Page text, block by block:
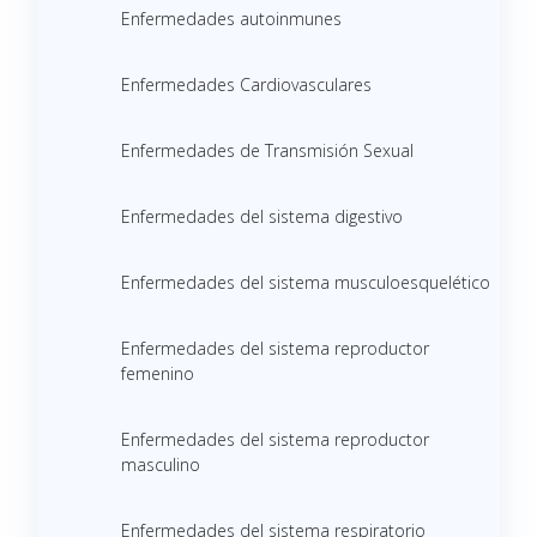
Enfermedades autoinmunes
Enfermedades Cardiovasculares
Enfermedades de Transmisión Sexual
Enfermedades del sistema digestivo
Enfermedades del sistema musculoesquelético
Enfermedades del sistema reproductor
femenino
Enfermedades del sistema reproductor
masculino
Enfermedades del sistema respiratorio